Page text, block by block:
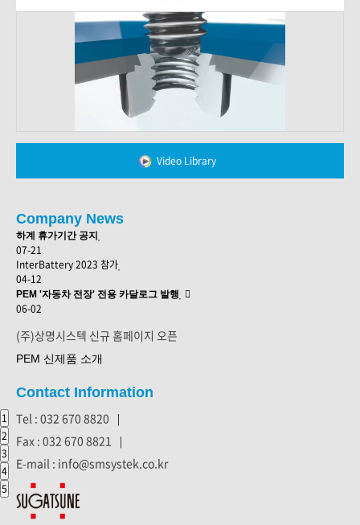
1
2
3
4
5
Video Library
Company News
하계 휴가기간 공지
07-21
InterBattery 2023 참가
04-12
PEM '자동차 전장' 전용 카달로그 발행
06-02
(주)상명시스텍 신규 홈페이지 오픈
PEM 신제품 소개
Contact Information
Tel : 032 670 8820
Fax : 032 670 8821
E-mail : info@smsystek.co.kr